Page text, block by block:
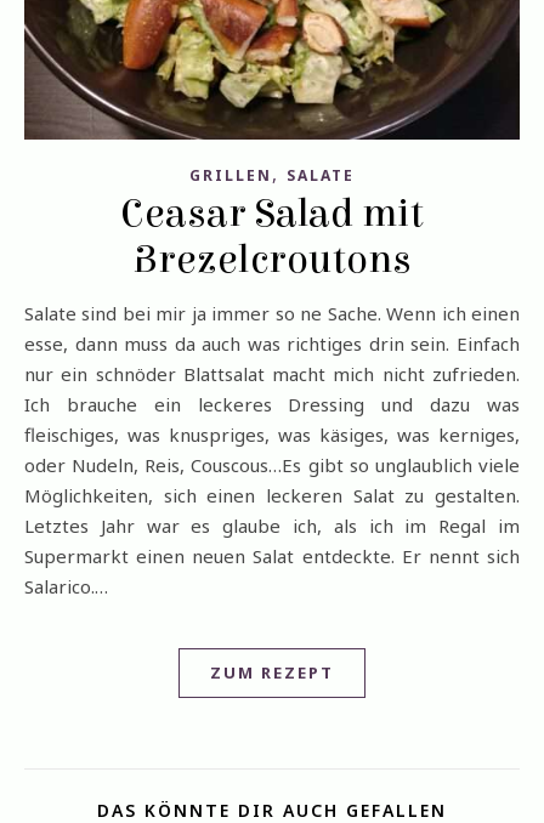
GRILLEN , SALATE
Ceasar Salad mit
Brezelcroutons
Salate sind bei mir ja immer so ne Sache. Wenn ich einen
esse, dann muss da auch was richtiges drin sein. Einfach
nur ein schnöder Blattsalat macht mich nicht zufrieden.
Ich brauche ein leckeres Dressing und dazu was
fleischiges, was knuspriges, was käsiges, was kerniges,
oder Nudeln, Reis, Couscous…Es gibt so unglaublich viele
Möglichkeiten, sich einen leckeren Salat zu gestalten.
Letztes Jahr war es glaube ich, als ich im Regal im
Supermarkt einen neuen Salat entdeckte. Er nennt sich
Salarico.…
ZUM REZEPT
DAS KÖNNTE DIR AUCH GEFALLEN